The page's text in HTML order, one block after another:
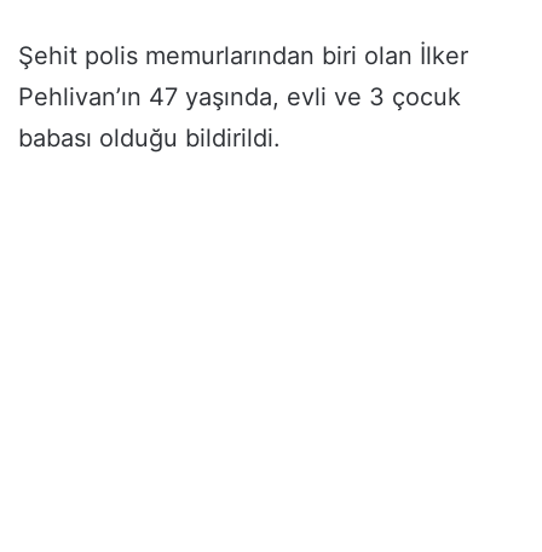
Şehit polis memurlarından biri olan İlker
Pehlivan’ın 47 yaşında, evli ve 3 çocuk
babası olduğu bildirildi.